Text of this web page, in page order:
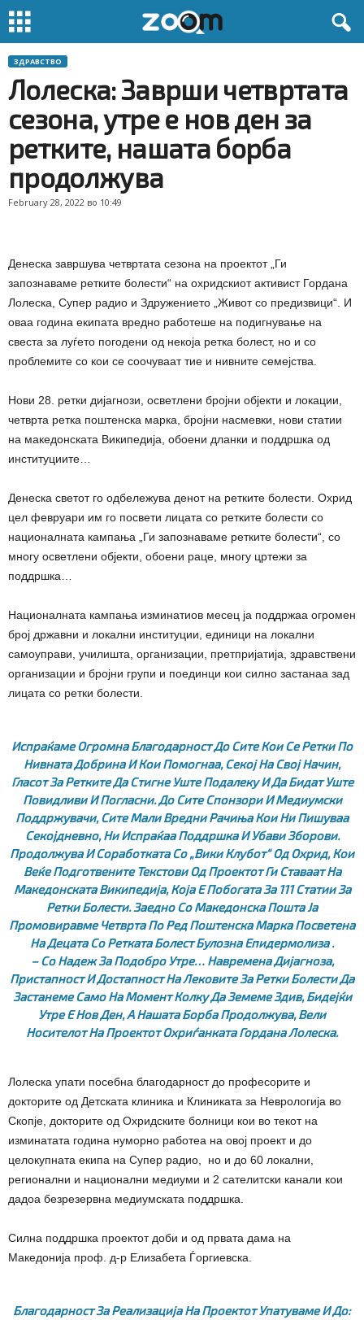
ЗДРАВСТВО
Лолеска: Заврши четвртата
сезона, утре е нов ден за
ретките, нашата борба
продолжува
February 28, 2022 во 10:49
Денеска завршува четвртата сезона на проектот „Ги
запознаваме ретките болести“ на охридскиот активист Гордана
Лолеска, Супер радио и Здружението „Живот со предизвици“. И
оваа година екипата вредно работеше на подигнување на
свеста за луѓето погодени од некоја ретка болест, но и со
проблемите со кои се соочуваат тие и нивните семејства.
Нови 28. ретки дијагнози, осветлени бројни објекти и локации,
четврта ретка поштенска марка, бројни насмевки, нови статии
на македонската Википедија, обоени дланки и поддршка од
институциите…
Денеска светот го одбележува денот на ретките болести. Охрид
цел февруари им го посвети лицата со ретките болести со
националната кампања „Ги запознаваме ретките болести“, со
многу осветлени објекти, обоени раце, многу цртежи за
поддршка…
Националната кампања изминатиов месец ја поддржаа огромен
број државни и локални институции, единици на локални
самоуправи, училишта, организации, претпријатија, здравствени
организации и бројни групи и поединци кои силно застанаа зад
лицата со ретки болести.
Испраќаме Огромна Благодарност До Сите Кои Се Ретки По
Нивната Добрина И Кои Помогнаа, Секој На Свој Начин,
Гласот За Ретките Да Стигне Уште Подалеку И Да Бидат Уште
Повидливи И Погласни. До Сите Спонзори И Медиумски
Поддржувачи, Сите Мали Вредни Рачиња Кои Ни Пишуваа
Секојдневно, Ни Испраќаа Поддршка И Убави Зборови.
Продолжува И Соработката Со „Вики Клубот“ Од Охрид, Кои
Веќе Подготвените Текстови Од Проектот Ги Ставаат На
Македонската Википедија, Која Е Побогата За 111 Статии За
Ретки Болести. Заедно Со Македонска Пошта Ја
Промовиравме Четврта По Ред Поштенска Марка Посветена
На Децата Со Ретката Болест Булозна Епидермолиза .
– Со Надеж За Подобро Утре… Навремена Дијагноза,
Пристапност И Достапност На Лековите За Ретки Болести Да
Застанеме Само На Момент Колку Да Земеме Здив, Бидејќи
Утре Е Нов Ден, А Нашата Борба Продолжува,Вели
Носителот На Проектот Охриѓанката Гордана Лолеска.
Лолеска упати посебна благодарност до професорите и
докторите од Детската клиника и Клиниката за Неврологија во
Скопје, докторите од Охридските болници кои во текот на
изминатата година нуморно работеа на овој проект и до
целокупната екипа на Супер радио, но и до 60 локални,
регионални и национални медиуми и 2 сателитски канали кои
дадоа безрезервна медиумската поддршка.
Силна поддршка проектот доби и од првата дама на
Македонија проф. д-р Елизабета Ѓоргиевска.
Благодарност За Реализација На Проектот Упатуваме И До: